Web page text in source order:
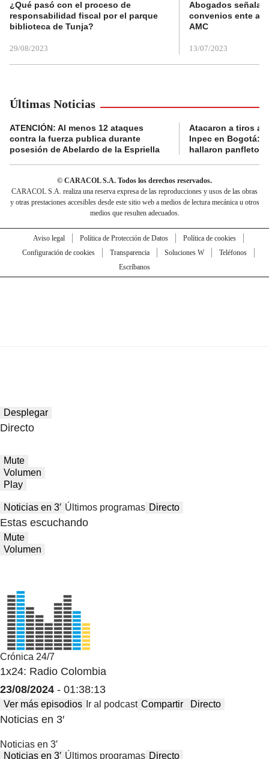
¿Qué pasó con el proceso de
responsabilidad fiscal por el parque
biblioteca de Tunja?
29/08/2023
Abogados
convenios ente
AMC
13/07/2023
Últimas Noticias
ATENCIÓN: Al menos 12 ataques
contra la fuerza publica durante
posesión de Abelardo de la Espriella
Atacaron a tiros a
Inpec en Bogotá:
hallaron panfletos
© CARACOL S.A. Todos los derechos reservados.
CARACOL S.A. realiza una reserva expresa de las reproducciones y usos de las obras
y otras prestaciones accesibles desde este sitio web a medios de lectura mecánica u otros
medios que resulten adecuados.
Aviso legal Política de Protección de Datos
Política de cookies
Configuración de cookies
Transparencia Soluciones W
Teléfonos
Escríbanos
Desplegar
Directo
Mute
Volumen
Play
Noticias en 3′ Últimos programas Directo
Estas escuchando
Mute
Volumen
Crónica 24/7
1x24: Radio Colombia
23/08/2024 - 01:38:13
Ver más episodios Ir al podcast Compartir Directo
Noticias en 3′
Noticias en 3′
Noticias en 3′ Últimos programas Directo